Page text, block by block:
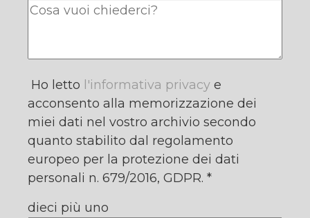
Ho letto l'informativa privacy e
acconsento alla memorizzazione dei
miei dati nel vostro archivio secondo
quanto stabilito dal regolamento
europeo per la protezione dei dati
personali n. 679/2016, GDPR. *
dieci più uno